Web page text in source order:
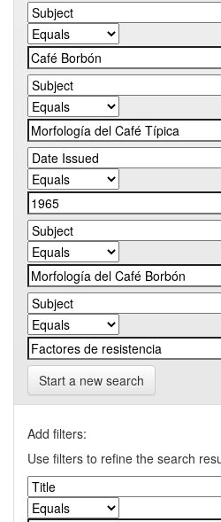
Start a new search
Add filters:
Use filters to refine the search